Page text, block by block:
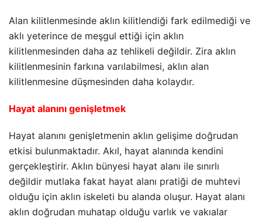
Alan kilitlenmesinde aklın kilitlendiği fark edilmediği ve
aklı yeterince de meşgul ettiği için aklın
kilitlenmesinden daha az tehlikeli değildir. Zira aklın
kilitlenmesinin farkına varılabilmesi, aklın alan
kilitlenmesine düşmesinden daha kolaydır.
Hayat alanını genişletmek
Hayat alanını genişletmenin aklın gelişime doğrudan
etkisi bulunmaktadır. Akıl, hayat alanında kendini
gerçekleştirir. Aklın bünyesi hayat alanı ile sınırlı
değildir mutlaka fakat hayat alanı pratiği de muhtevi
olduğu için aklın iskeleti bu alanda oluşur. Hayat alanı
aklın doğrudan muhatap olduğu varlık ve vakıalar